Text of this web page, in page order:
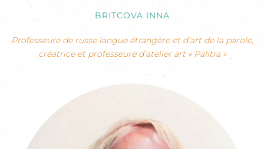
BRITCOVA INNA
Professeure de russe langue étrangère et d’art de la parole,
créatrice et professeure d’atelier art « Palitra »